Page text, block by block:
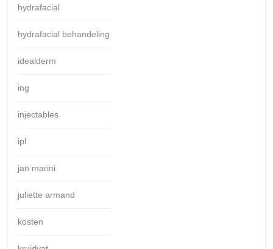
hydrafacial
hydrafacial behandeling
idealderm
ing
injectables
ipl
jan marini
juliette armand
kosten